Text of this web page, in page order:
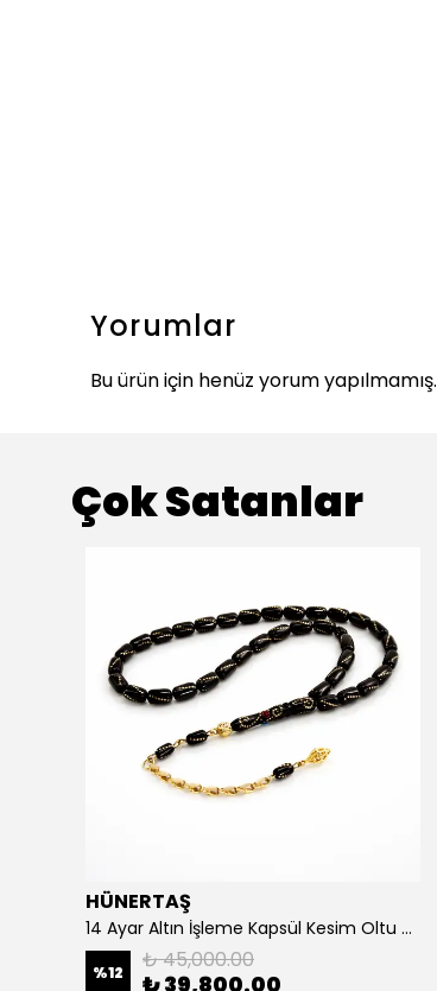
Yorumlar
Bu ürün için henüz yorum yapılmamış.
Çok Satanlar
HÜNERTAŞ
14 Ayar Altın İşleme Kapsül Kesim Oltu Taşı Tespih
%12 ₺ 45,000.00
₺ 39,800.00